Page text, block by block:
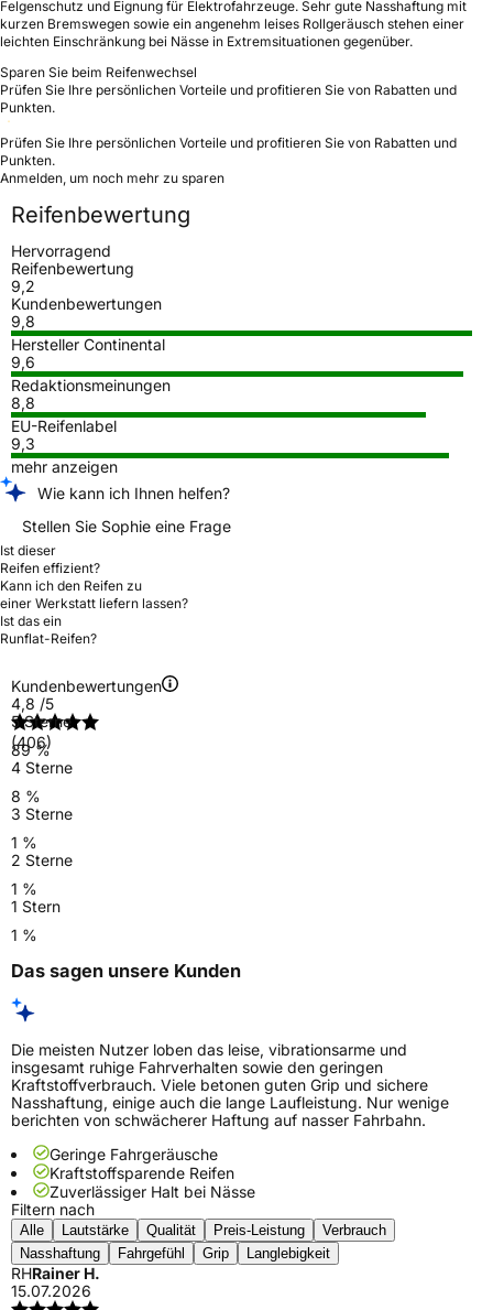
Felgenschutz und Eignung für Elektrofahrzeuge. Sehr gute Nasshaftung mit
kurzen Bremswegen sowie ein angenehm leises Rollgeräusch stehen einer
leichten Einschränkung bei Nässe in Extremsituationen gegenüber.
Sparen Sie beim Reifenwechsel
Prüfen Sie Ihre persönlichen Vorteile und profitieren Sie von Rabatten und
Punkten.
Prüfen Sie Ihre persönlichen Vorteile und profitieren Sie von Rabatten und
Punkten.
Anmelden, um noch mehr zu sparen
Reifenbewertung
Hervorragend
Reifenbewertung
9,2
Kundenbewertungen
9,8
Hersteller Continental
9,6
Redaktionsmeinungen
8,8
EU-Reifenlabel
9,3
mehr anzeigen
Wie kann ich Ihnen helfen?
Stellen Sie Sophie eine Frage
Ist dieser
Reifen effizient?
Kann ich den Reifen zu
einer Werkstatt liefern lassen?
Ist das ein
Runflat-Reifen?
Kundenbewertungen
4,8 /5
(406)
5 Sterne
89 %
4 Sterne
8 %
3 Sterne
1 %
2 Sterne
1 %
1 Stern
1 %
Das sagen unsere Kunden
Die meisten Nutzer loben das leise, vibrationsarme und
insgesamt ruhige Fahrverhalten sowie den geringen
Kraftstoffverbrauch. Viele betonen guten Grip und sichere
Nasshaftung, einige auch die lange Laufleistung. Nur wenige
berichten von schwächerer Haftung auf nasser Fahrbahn.
Geringe Fahrgeräusche
Kraftstoffsparende Reifen
Zuverlässiger Halt bei Nässe
Filtern nach
Alle Lautstärke Qualität Preis-Leistung
Verbrauch
Nasshaftung
Fahrgefühl Grip Langlebigkeit
RHRainer H.
15.07.2026